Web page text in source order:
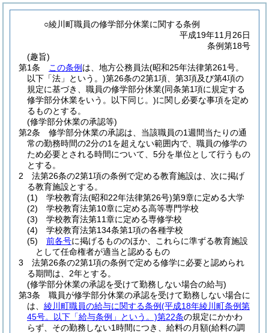
○綾川町職員の修学部分休業に関する条例
平成19年11月26日
条例第18号
(趣旨)
第1条
この条例 は、地方公務員法(昭和25年法律第261号。
以下「法」という。)第26条の2第1項、第3項及び第4項の
規定に基づき、職員の修学部分休業(同条第1項に規定する
修学部分休業をいう。以下同じ。)に関し必要な事項を定め
るものとする。
(修学部分休業の承認等)
第2条
修学部分休業の承認は、当該職員の1週間当たりの通
常の勤務時間の2分の1を超えない範囲内で、職員の修学の
ため必要とされる時間について、5分を単位として行うもの
とする。
2
法第26条の2第1項の条例で定める教育施設は、次に掲げ
る教育施設とする。
(1)
学校教育法(昭和22年法律第26号)第9章に定める大学
(2)
学校教育法第10章に定める高等専門学校
(3)
学校教育法第11章に定める専修学校
(4)
学校教育法第134条第1項の各種学校
(5)
前各号に掲げるもののほか、これらに準ずる教育施設
として任命権者が適当と認めるもの
3
法第26条の2第1項の条例で定める修学に必要と認められ
る期間は、2年とする。
(修学部分休業の承認を受けて勤務しない場合の給与)
第3条
職員が修学部分休業の承認を受けて勤務しない場合に
は、 綾川町職員の給与に関する条例(平成18年綾川町条例第
45号。以下「給与条例」という。)第22条の規定にかかわ
らず、その勤務しない1時間につき、給料の月額(給料の調